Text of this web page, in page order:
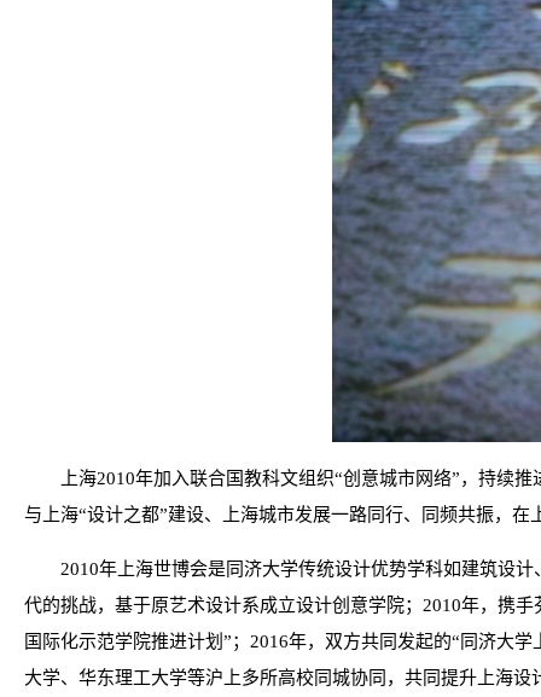
上海2010年加入联合国教科文组织“创意城市网络”，持续
与上海“设计之都”建设、上海城市发展一路同行、同频共振，
2010年上海世博会是同济大学传统设计优势学科如建筑设
代的挑战，基于原艺术设计系成立设计创意学院；2010年，携
国际化示范学院推进计划”；2016年，双方共同发起的“同济大
大学、华东理工大学等沪上多所高校同城协同，共同提升上海